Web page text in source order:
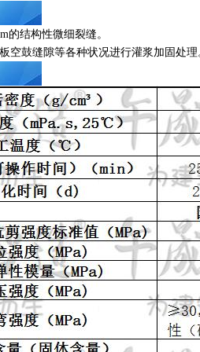
的结构性微细裂缝。
空鼓缝隙等各种状况进行灌浆加固处理